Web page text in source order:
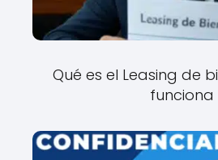
Qué es el Leasing de
funciona